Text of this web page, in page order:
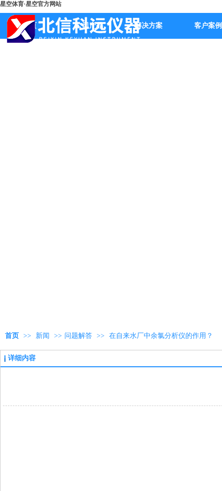
星空体育·星空官方网站
首页 公司产品 解决方案 客户案例
首页 >> 新闻 >> 问题解答 >> 在自来水厂中余氯分析仪的作用？
详细内容